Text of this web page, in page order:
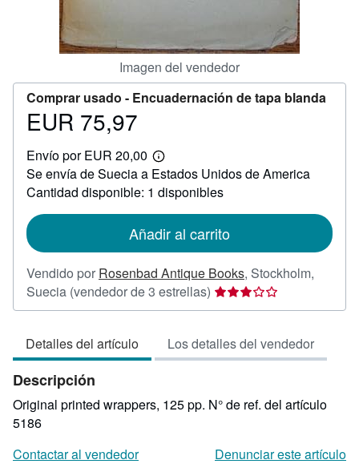
Imagen del vendedor
Comprar usado - Encuadernación de tapa blanda
Precio
75,97
EUR 75,97
Envío por EUR 20,00
Más
información
sobre
las
envío
Se envía de Suecia a Estados Unidos de America
Cantidad disponible: 1 disponibles
Añadir al carrito
Vendido por Rosenbad Antique Books, Stockholm,
Suecia (vendedor de 3 estrellas) Calificación
del
3
de
estrellas
Detalles del artículo Los detalles del vendedor
Descripción
Original printed wrappers, 125 pp. N° de ref. del artículo
5186
Contactar al vendedor
Denunciar este artículo